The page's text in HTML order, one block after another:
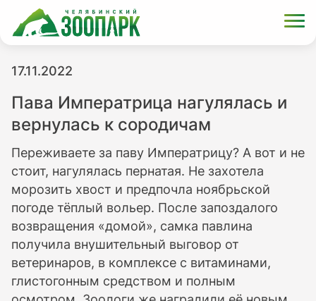
17.11.2022
Пава Императрица нагулялась и
вернулась к сородичам
Переживаете за паву Императрицу? А вот и не
стоит, нагулялась пернатая. Не захотела
морозить хвост и предпочла ноябрьской
погоде тёплый вольер. После запоздалого
возвращения «домой», самка павлина
получила внушительный выговор от
ветеринаров, в комплексе с витаминами,
глистогонным средством и полным